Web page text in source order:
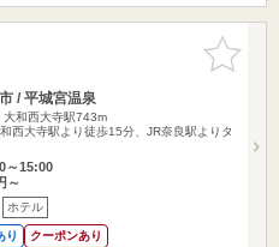
お気に入
りに追加
/ 平城宮温泉
大和西大寺駅743m
西大寺駅より徒歩15分、JR奈良駅よりタ
～15:00
～
ホテル
り クーポンあり